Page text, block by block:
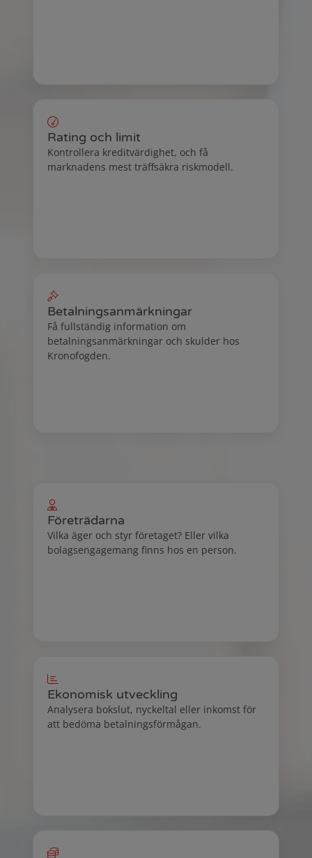
Rating och limit
Kontrollera kreditvärdighet, och få
marknadens mest träffsäkra riskmodell.
Betalningsanmärkningar
Få fullständig information om
betalningsanmärkningar och skulder hos
Kronofogden.
Företrädarna
Vilka äger och styr företaget? Eller vilka
bolagsengagemang finns hos en person.
Ekonomisk utveckling
Analysera bokslut, nyckeltal eller inkomst för
att bedöma betalningsförmågan.